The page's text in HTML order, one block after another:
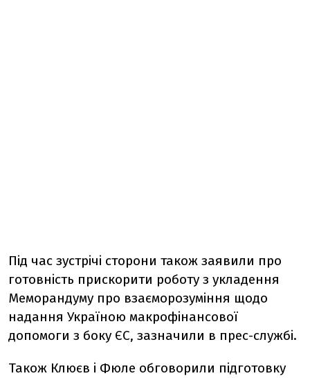
Пiд час зустрiчi сторони також заявили про
готовнiсть прискорити роботу з укладення
Меморандуму про взаєморозумiння щодо
надання Україною макрофiнансової
допомоги з боку ЄС, зазначили в прес-службi.
Також Клюєв i Фюле обговорили пiдготовку